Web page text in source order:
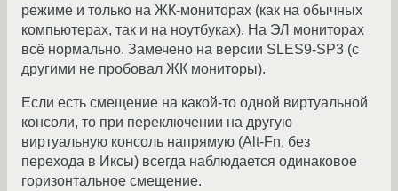
режиме и только на ЖК-мониторах (как на обычных
компьютерах, так и на ноутбуках). На ЭЛ мониторах
всё нормально. Замечено на версии SLES9-SP3 (с
другими не пробовал ЖК мониторы).
Если есть смещение на какой-то одной виртуальной
консоли, то при переключении на другую
виртуальную консоль напрямую (Alt-Fn, без
перехода в Иксы) всегда наблюдается одинаковое
горизонтальное смещение.